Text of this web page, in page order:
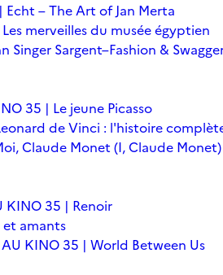
Echt – The Art of Jan Merta
merveilles du musée égyptien
Singer Sargent–Fashion &
35 | Le jeune Picasso
de Vinci : l'histoire
Claude Monet (I, Claude Monet)
KINO 35 | Renoir
et amants
AU KINO 35 | World Between Us